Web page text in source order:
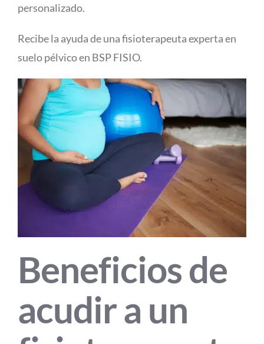
personalizado.
Recibe la ayuda de una fisioterapeuta experta en
suelo pélvico en BSP FISIO.
Beneficios de
acudir a un